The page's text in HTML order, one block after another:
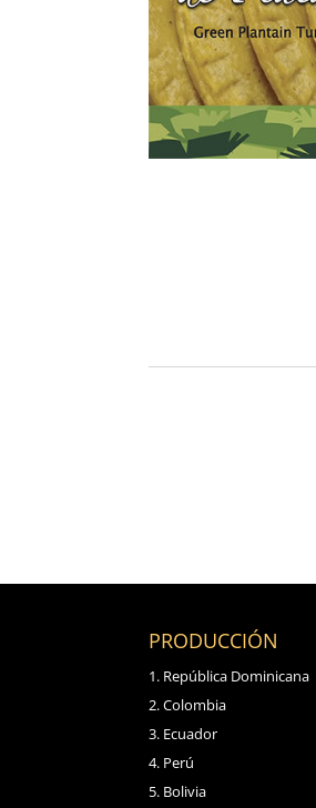
PRODUCCIÓN
República Dominicana
Colombia
Ecuador
Perú
Bolivia